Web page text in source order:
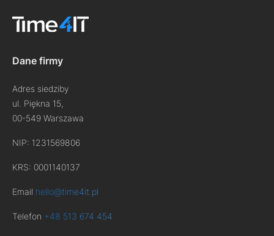
Dane firmy
Adres siedziby
ul. Piękna 15,
00-549 Warszawa
NIP: 1231569806
KRS: 0001140137
Email hello@time4it.pl
Telefon +48 513 674 454